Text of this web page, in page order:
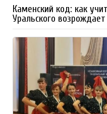
Каменский код: как
Уральского